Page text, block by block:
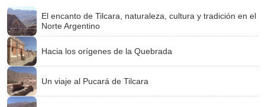
El encanto de Tilcara, naturaleza, cultura y tradición en el
Norte Argentino
Hacia los orígenes de la Quebrada
Un viaje al Pucará de Tilcara